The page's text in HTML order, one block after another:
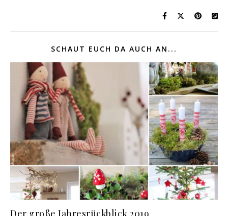
SCHAUT EUCH DA AUCH AN...